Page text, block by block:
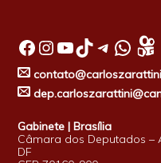
Facebook InstagramYoutube TikTok Telegram WhatsApp
Gabinete | Brasília
Câmara dos Deputados –
DF